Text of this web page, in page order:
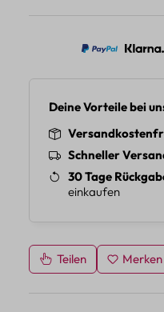
Deine Vorteile bei
Schneller
30 Tage
einkaufen
Teilen Merken